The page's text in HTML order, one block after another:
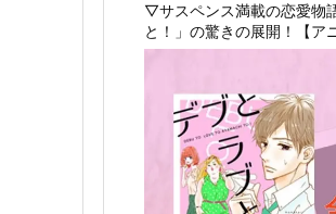
▽サスペンス満載の恋愛物
と！」の驚きの展開！【ア